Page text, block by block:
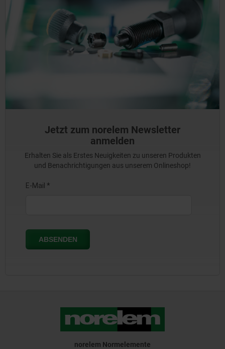
Jetzt zum norelem Newsletter
anmelden
Erhalten Sie als Erstes Neuigkeiten zu unseren Produkten
und Benachrichtigungen aus unserem Onlineshop!
norelem Normelemente